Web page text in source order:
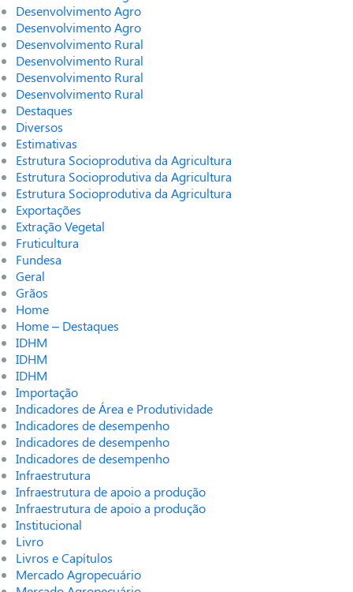
Desenvolvimento Agro
Desenvolvimento Agro
Desenvolvimento Rural
Desenvolvimento Rural
Desenvolvimento Rural
Desenvolvimento Rural
Destaques
Diversos
Estimativas
Estrutura Socioprodutiva da Agricultura
Estrutura Socioprodutiva da Agricultura
Estrutura Socioprodutiva da Agricultura
Exportações
Extração Vegetal
Fruticultura
Fundesa
Geral
Grãos
Home
Home – Destaques
IDHM
IDHM
IDHM
Importação
Indicadores de Área e Produtividade
Indicadores de desempenho
Indicadores de desempenho
Indicadores de desempenho
Infraestrutura
Infraestrutura de apoio a produção
Infraestrutura de apoio a produção
Institucional
Livro
Livros e Capítulos
Mercado Agropecuário